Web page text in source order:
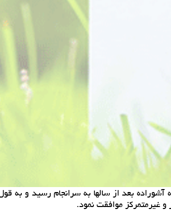
بعد از سالها به سرانجام رسید و به